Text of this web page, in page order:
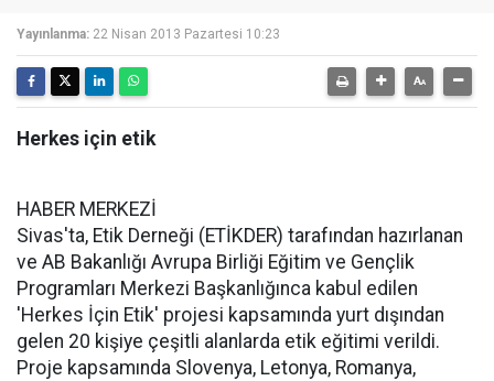
Yayınlanma: 22 Nisan 2013 Pazartesi 10:23
Herkes için etik
HABER MERKEZİ
Sivas'ta, Etik Derneği (ETİKDER) tarafından hazırlanan
ve AB Bakanlığı Avrupa Birliği Eğitim ve Gençlik
Programları Merkezi Başkanlığınca kabul edilen
'Herkes İçin Etik' projesi kapsamında yurt dışından
gelen 20 kişiye çeşitli alanlarda etik eğitimi verildi.
Proje kapsamında Slovenya, Letonya, Romanya,